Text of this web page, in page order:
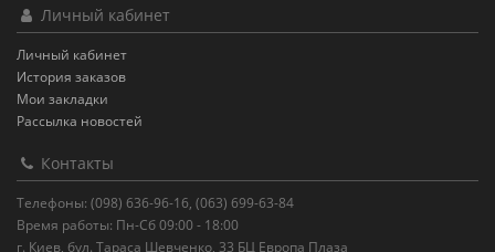
Личный кабинет
Личный кабинет
История заказов
Мои закладки
Рассылка новостей
Контакты
Телефоны: (098) 636-96-16, (063) 699-63-84
Время работы: Пн-Сб 09:00 - 18:00
г. Киев, бул. Тараса Шевченко, 33 БЦ Европа Плаза